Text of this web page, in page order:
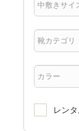
レン